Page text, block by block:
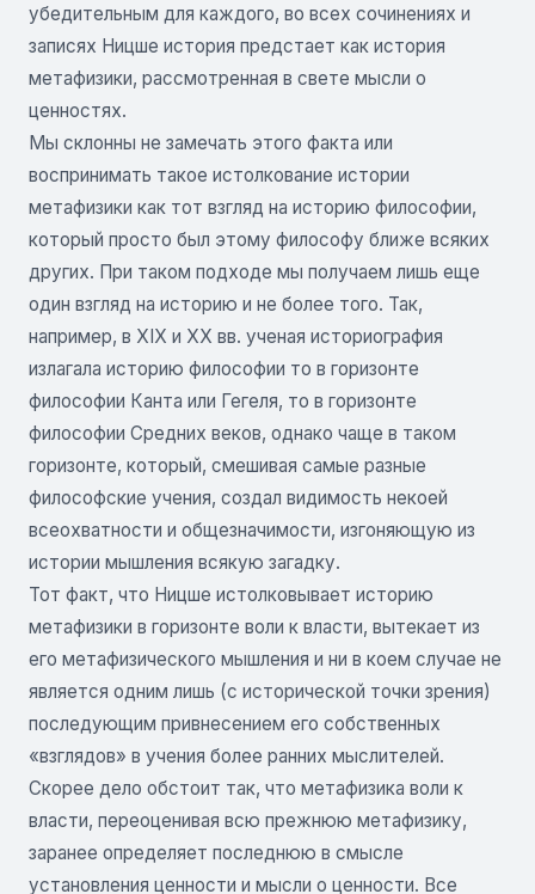
убедительным для каждого, во всех сочинениях и
записях Ницше история предстает как история
метафизики, рассмотренная в свете мысли о
ценностях.
Мы склонны не замечать этого факта или
воспринимать такое истолкование истории
метафизики как тот взгляд на историю философии,
который просто был этому философу ближе всяких
других. При таком подходе мы получаем лишь еще
один взгляд на историю и не более того. Так,
например, в XIX и XX вв. ученая историография
излагала историю философии то в горизонте
философии Канта или Гегеля, то в горизонте
философии Средних веков, однако чаще в таком
горизонте, который, смешивая самые разные
философские учения, создал видимость некоей
всеохватности и общезначимости, изгоняющую из
истории мышления всякую загадку.
Тот факт, что Ницше истолковывает историю
метафизики в горизонте воли к власти, вытекает из
его метафизического мышления и ни в коем случае не
является одним лишь (с исторической точки зрения)
последующим привнесением его собственных
«взглядов» в учения более ранних мыслителей.
Скорее дело обстоит так, что метафизика воли к
власти, переоценивая всю прежнюю метафизику,
заранее определяет последнюю в смысле
установления ценности и мысли о ценности. Все